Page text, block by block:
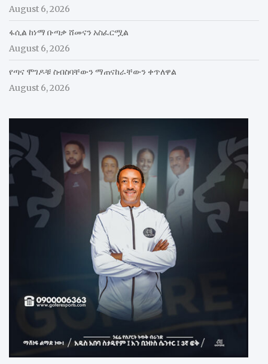
August 6, 2026
ፋሲል ከነማ ቡጣቃ ሸመናን አስፈርሟል
August 6, 2026
የጣና ሞገዶቹ ስብስባቸውን ማጠናከራቸውን ቀጥለዋል
August 6, 2026